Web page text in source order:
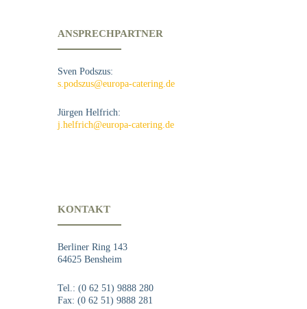
ANSPRECHPARTNER
Sven Podszus:
s.podszus@europa-catering.de
Jürgen Helfrich:
j.helfrich@europa-catering.de
KONTAKT
Berliner Ring 143
64625 Bensheim
Tel.: (0 62 51) 9888 280
Fax: (0 62 51) 9888 281